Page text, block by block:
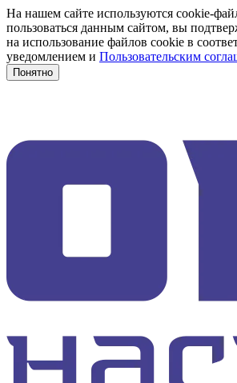
На нашем сайте используются cookie-
пользоваться данным сайтом, вы
на использование файлов cookie в
уведомлением и Пользовательским
Понятно